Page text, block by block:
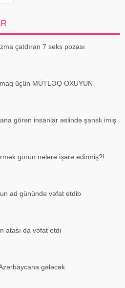
çatdıran 7 seks pozası
üçün MÜTLƏQ OXUYUN
görən insanlar əslində şanslı imiş
görün nələrə işarə edirmiş?!
ad günündə vəfat etdib
atası da vəfat etdi
gələcək